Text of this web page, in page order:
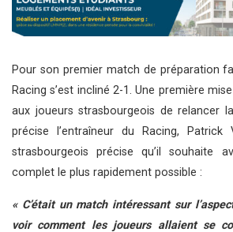
Pour son premier match de préparation
Racing s’est incliné 2-1. Une première
aux joueurs strasbourgeois de relancer
précise l’entraîneur du Racing, Patrick
strasbourgeois précise qu’il souhaite
complet le plus rapidement possible :
« C’était un match intéressant sur
voir comment les joueurs allaient se